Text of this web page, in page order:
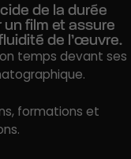
de la durée
film et assure
de l’œuvre.
temps devant ses
formations et